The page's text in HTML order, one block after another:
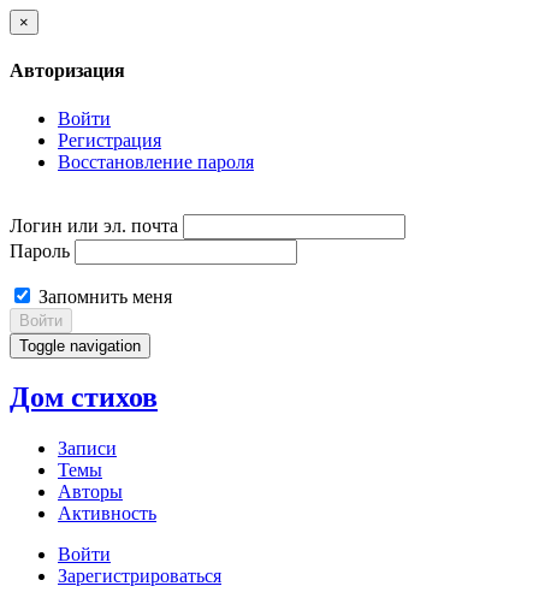
×
Авторизация
Войти
Регистрация
Восстановление пароля
Логин или эл. почта
Пароль
Запомнить меня
Войти
Toggle navigation
Дом стихов
Записи
Темы
Авторы
Активность
Войти
Зарегистрироваться